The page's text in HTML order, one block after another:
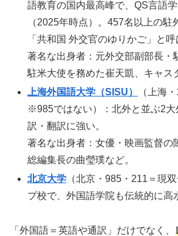
語教育の国内最高峰で、QS言語
（2025年時点）。457名以上の駐
「共和国 外交官のゆりかご」と呼
著名な出身者：元外交部副部長・
駐米大使を務めた崔天凱、キャス
上海外国語大学（SISU）
（上海
※985ではない）：北外と並ぶ2大
訳・翻訳に強い。
著名な出身者：女優・映画監督の
総編集長の曲瑩璞など。
北京大学 （北京・985・211＝現
プ校で、外国語学院も伝統的に高
「外国語＝英語や通訳」だけでなく、